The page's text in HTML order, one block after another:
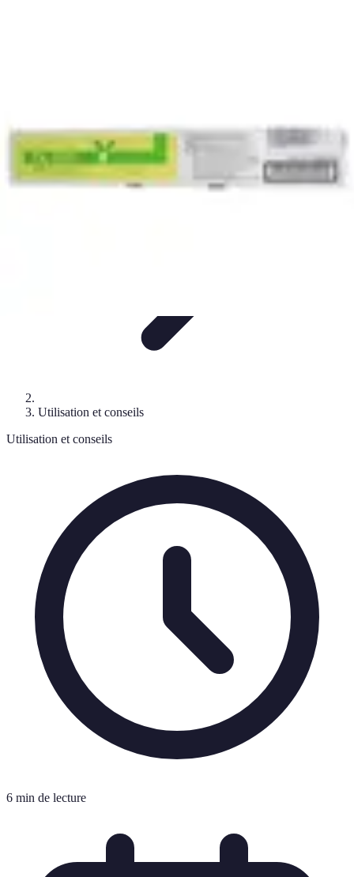
Utilisation et conseils
Utilisation et conseils
6 min de lecture